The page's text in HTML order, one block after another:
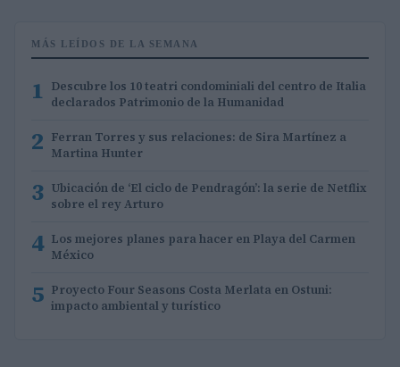
MÁS LEÍDOS DE LA SEMANA
1 Descubre los 10 teatri condominiali del centro de Italia
declarados Patrimonio de la Humanidad
2 Ferran Torres y sus relaciones: de Sira Martínez a
Martina Hunter
3 Ubicación de ‘El ciclo de Pendragón’: la serie de Netflix
sobre el rey Arturo
4 Los mejores planes para hacer en Playa del Carmen
México
5 Proyecto Four Seasons Costa Merlata en Ostuni:
impacto ambiental y turístico